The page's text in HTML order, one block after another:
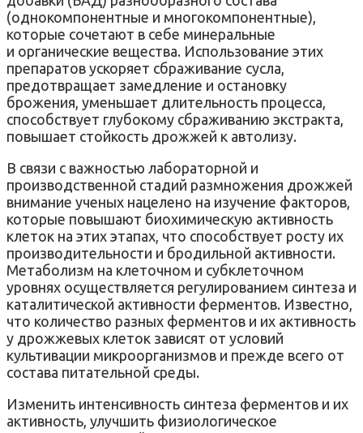
(однокомпонентные и многокомпонентные),
которые сочетают в себе минеральные
и органические вещества. Использование этих
препаратов ускоряет сбраживание сусла,
предотвращает замедление и остановку
брожения, уменьшает длительность процесса,
способствует глубокому сбраживанию экстракта,
повышает стойкость дрожжей к автолизу.
В связи с важностью лабораторной и
производственной стадий размножения дрожжей
внимание ученых нацелено на изучение факторов,
которые повышают биохимическую активность
клеток на этих этапах, что способствует росту их
производительности и бродильной активности.
Метаболизм на клеточном и субклеточном
уровнях осуществляется регулированием синтеза и
каталитической активности ферментов. Известно,
что количество разных ферментов и их активность
у дрожжевых клеток зависят от условий
культивации микроорганизмов и прежде всего от
состава питательной среды.
Изменить интенсивность синтеза ферментов и их
активность, улучшить физиологическое